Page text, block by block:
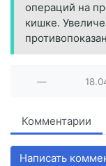
операций на
кишке.
—
Комментарии
Написать